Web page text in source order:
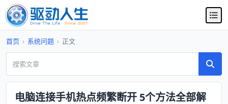
首页 › 系统问题 › 正文
电脑连接手机热点频繁断开 5个方法全部解